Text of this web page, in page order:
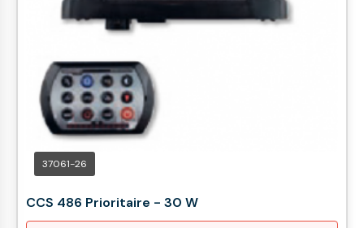
37061-26
CCS 486 Prioritaire - 30 W